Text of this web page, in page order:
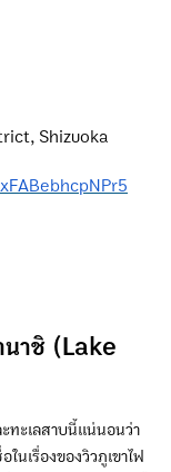
Shizuoka
นาชิ (Lake
ทะเลสาบนี้แน่นอนว่า
นเรื่องของวิวภูเขาไฟ